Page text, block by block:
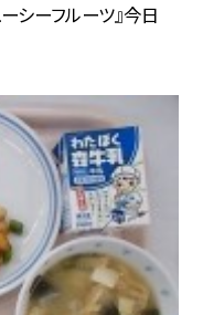
シーフルーツ』今日